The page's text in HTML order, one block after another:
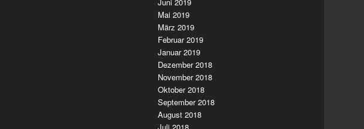
Mai 2019
März 2019
Februar 2019
Januar 2019
Dezember 2018
November 2018
Oktober 2018
September 2018
August 2018